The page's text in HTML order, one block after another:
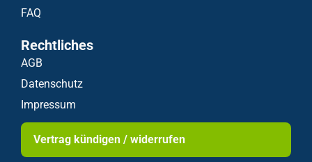
FAQ
Rechtliches
AGB
Datenschutz
Impressum
Vertrag kündigen / widerrufen